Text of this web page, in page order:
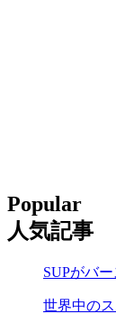
Popular
人気記事
SUPがバ
世界中の